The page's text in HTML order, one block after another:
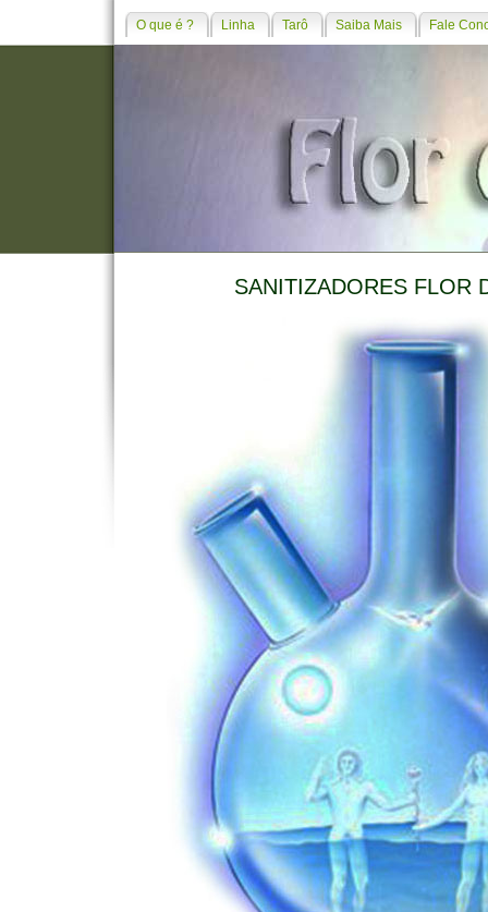
O que é ? Linha Tarô Saiba Mais Fale
SANITIZADORES FLOR